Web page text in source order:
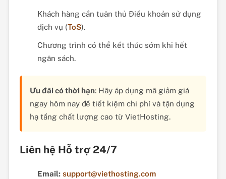
Khách hàng cần tuân thủ Điều khoản sử dụng
dịch vụ (ToS).
Chương trình có thể kết thúc sớm khi hết
ngân sách.
Ưu đãi có thời hạn: Hãy áp dụng mã giảm giá
ngay hôm nay để tiết kiệm chi phí và tận dụng
hạ tầng chất lượng cao từ VietHosting.
Liên hệ Hỗ trợ 24/7
Email: support@viethosting.com